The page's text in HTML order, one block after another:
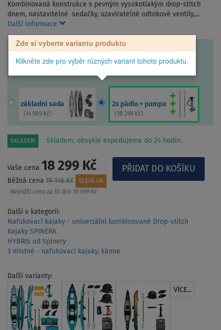
Kombinovaná konstrukce s pevným vysokotlakým drop-stitch
dnem, nastavitelné sedačky, uzavíratelné odtokové ventily,…
Další informace
Zde si vyberte variantu produktu
Klikněte zde pro výběr různých variant tohoto produktu.
základní sada
( 14 989 Kč)
2x pádlo + pumpa
( 18 299 Kč)
SKLADEM Skladem, obvykle expedujeme do 24 hodin.
Vaše cena 18 299 Kč
Běžná cena 19 146 Kč
SLEVA 4%
Nejnižší cena za 30 dní: 18 999 Kč
Další v kategorii:
Nafukovací kajaky - univerzální kombinované Drop-stitch
Kajaky SPINERA
HYBRIS od Spinery
3 místné - nafukovací kajaky, kánoe
Další varianty:
VÍCE...